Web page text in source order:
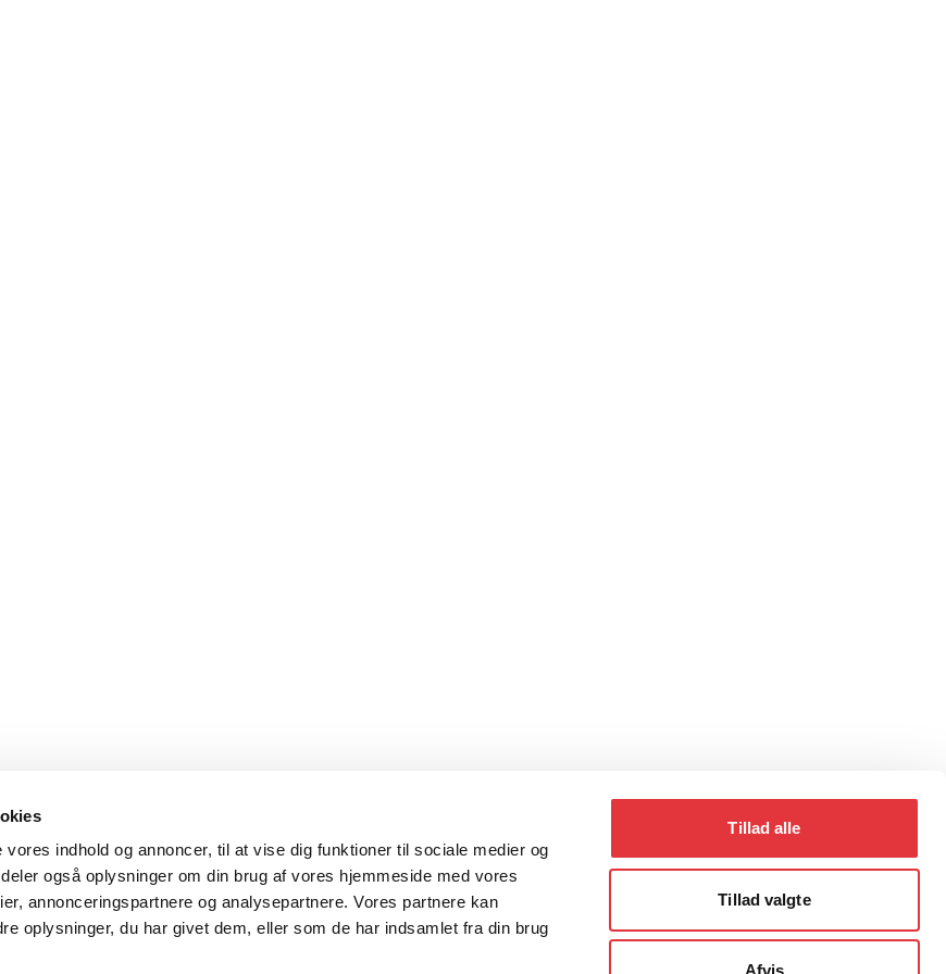
indhold og annoncer, til at vise dig funktioner til sociale medier og
også oplysninger om din brug af vores hjemmeside med vores
annonceringspartnere og analysepartnere. Vores partnere kan
oplysninger, du har givet dem, eller som de har indsamlet fra din brug
Tillad alle
Tillad valgte
Afvis